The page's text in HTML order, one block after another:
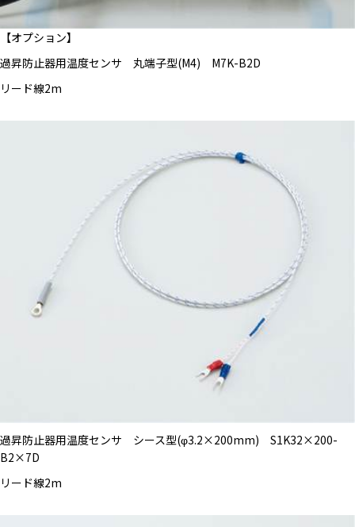
【オプション】
過昇防止器用温度センサ 丸端子型(M4) M7K-B2D
リード線2m
過昇防止器用温度センサ シース型(φ3.2×200mm) S1K32×200-
B2×7D
リード線2m